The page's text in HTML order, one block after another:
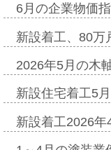
6月の企業物価
新設着工、80
2026年5月の木
新設住宅着工5
新設着工2026